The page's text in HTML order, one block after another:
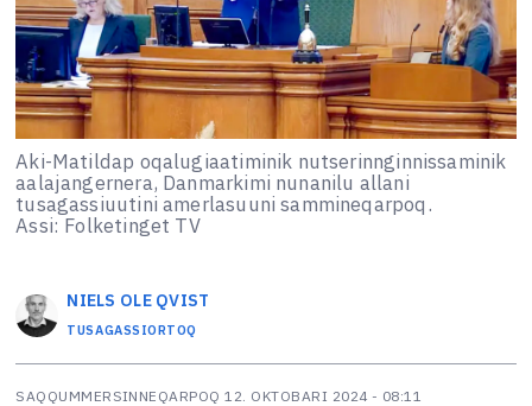
Aki-Matildap oqalugiaatiminik nutserinnginnissaminik
aalajangernera, Danmarkimi nunanilu allani
tusagassiuutini amerlasuuni sammineqarpoq.
Assi: Folketinget TV
NIELS OLE QVIST
TUSAGASSIORTOQ
SAQQUMMERSINNEQARPOQ 12. OKTOBARI 2024 - 08:11